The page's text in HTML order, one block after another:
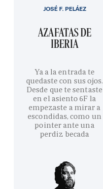
AZAFATAS DE
IBERIA
Ya a la entrada te
quedaste con sus ojos.
Desde que te sentaste
en el asiento 6F la
empezaste a mirar a
escondidas, como un
pointer ante una
perdiz becada
JOSÉ F. PELÁEZ